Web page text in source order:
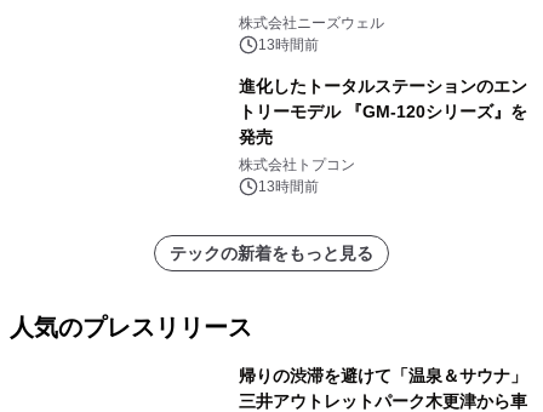
株式会社ニーズウェル
13時間前
進化したトータルステーションのエン
トリーモデル 『GM-120シリーズ』を
発売
株式会社トプコン
13時間前
テックの新着をもっと見る
人気のプレスリリース
帰りの渋滞を避けて「温泉＆サウナ」
三井アウトレットパーク木更津から車